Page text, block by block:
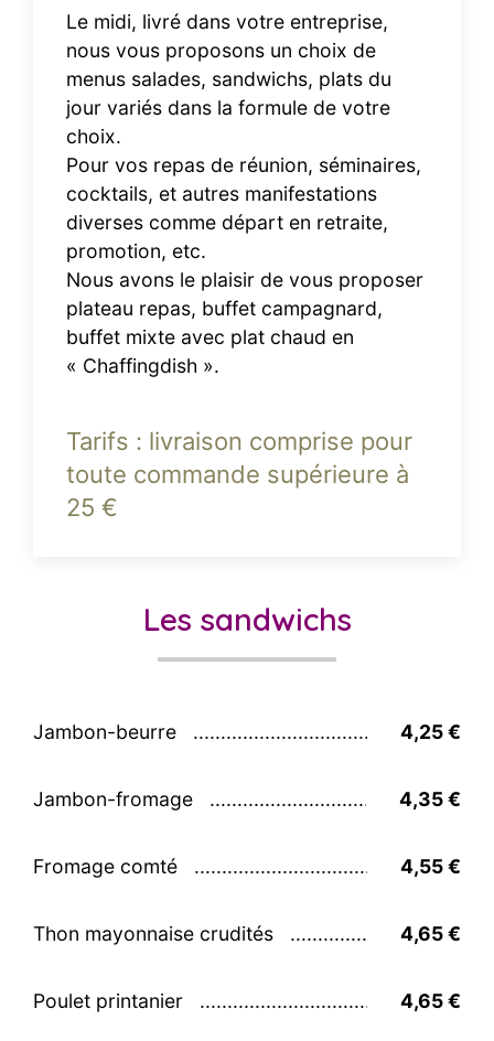
Le midi, livré dans votre entreprise,
nous vous proposons un choix de
menus salades, sandwichs, plats du
jour variés dans la formule de votre
choix.
Pour vos repas de réunion, séminaires,
cocktails, et autres manifestations
diverses comme départ en retraite,
promotion, etc.
Nous avons le plaisir de vous proposer
plateau repas, buffet campagnard,
buffet mixte avec plat chaud en
« Chaffingdish ».
Tarifs : livraison comprise pour
toute commande supérieure à
25 €
Les sandwichs
Jambon-beurre 4,25 €
Jambon-fromage 4,35 €
Fromage comté 4,55 €
Thon mayonnaise crudités 4,65 €
Poulet printanier 4,65 €